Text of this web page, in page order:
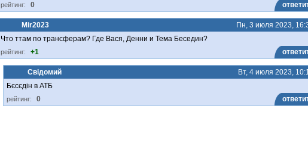
рейтинг: 0
Mir2023
Пн, 3 июля 2023,
Что ттам по трансферам? Где Вася, Денни и Тема Беседин?
рейтинг: +1
Свідомий
Вт, 4 июля 2023,
Бєсєдін в АТБ
рейтинг: 0